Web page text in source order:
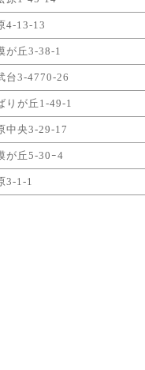
4-13-13
が丘3-38-1
台3-4770-26
りが丘1-49-1
中央3-29-17
が丘5-30ｰ4
3-1-1